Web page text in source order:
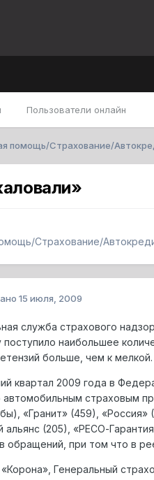
Пользователи онлайн
помощь/Страхование/
Страхование/
15 июля, 2009
служба страхового
поступило наибольшее
больше, чем к мелкой.
квартал 2009 года в
автомобильным страховым
«Гранит» (459), «Россия»
альянс (205), «РЕСО-
обращений, при том что в
«Корона», Генеральный